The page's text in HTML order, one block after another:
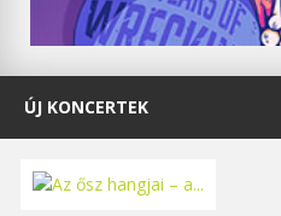
ÚJ KONCERTEK